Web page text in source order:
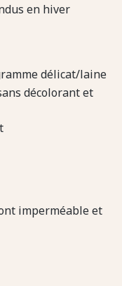
en hiver
délicat/laine
décolorant et
imperméable et